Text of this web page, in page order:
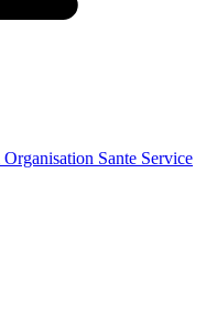
Organisation Sante Service